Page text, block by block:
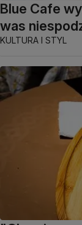
Blue Cafe
was
KULTURA I STYL